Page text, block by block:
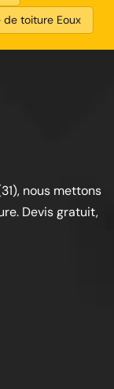
de toiture Eoux
nous mettons
Devis gratuit,